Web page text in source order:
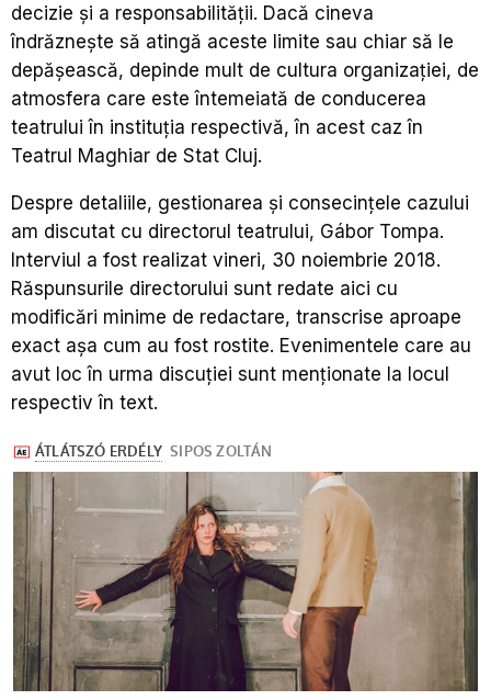
decizie și a responsabilității. Dacă cineva
îndrăznește să atingă aceste limite sau chiar să le
depășească, depinde mult de cultura organizației, de
atmosfera care este întemeiată de conducerea
teatrului în instituția respectivă, în acest caz în
Teatrul Maghiar de Stat Cluj.
Despre detaliile, gestionarea și consecințele cazului
am discutat cu directorul teatrului, Gábor Tompa.
Interviul a fost realizat vineri, 30 noiembrie 2018.
Răspunsurile directorului sunt redate aici cu
modificări minime de redactare, transcrise aproape
exact așa cum au fost rostite. Evenimentele care au
avut loc în urma discuției sunt menționate la locul
respectiv în text.